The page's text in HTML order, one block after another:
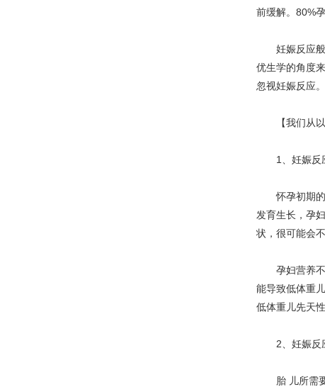
前缓解。80%
妊娠反应般
优生学的角度
忽视妊娠反应。
【我们从以
1、妊娠反
怀孕初期的
发育生长，孕
状，很可能会
孕妇营养不
能导致低体重
低体重儿先天
2、妊娠反
胎 儿所需要